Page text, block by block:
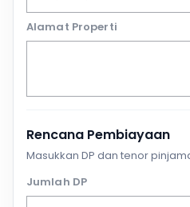
Alamat Properti
Rencana Pembiayaan
Masukkan DP dan tenor
Jumlah DP